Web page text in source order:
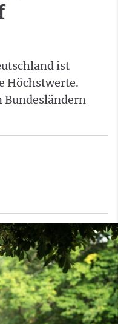
ist
Höchstwerte.
Bundesländern